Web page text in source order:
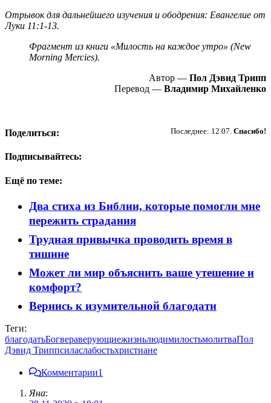
Отрывок для дальнейшего изучения и ободрения: Евангелие от
Луки 11:1-13.
Фрагмент из книги «Милость на каждое утро» (New
Morning Mercies).
Автор — Пол Дэвид Трипп
Перевод — Владимир Михайленко
Последнее: 12.07. Спасибо!
Поделиться:
Подписывайтесь:
Ещё по теме:
Два стиха из Библии, которые помогли мне
пережить страдания
Трудная привычка проводить время в
тишине
Может ли мир объяснить ваше утешение и
комфорт?
Вернись к изумительной благодати
Теги:
благодатьБогвераверующиежизньлюдимилостьмолитваПол
Дэвид Триппсиласлабостьхристиане
Комментарии1
Яна: